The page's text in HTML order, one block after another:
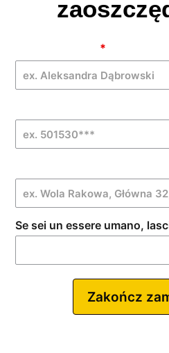
Hose [PL]
*
Se sei un essere umano,
Zakończ